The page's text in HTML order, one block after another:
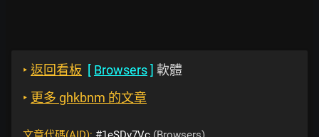
‣ 返回看板 [ Browsers] 軟體
‣ 更多 ghkbnm 的文章